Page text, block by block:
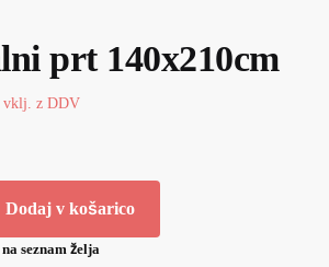
prt 140x210cm
vklj. z DDV
Dodaj v košarico
seznam želja